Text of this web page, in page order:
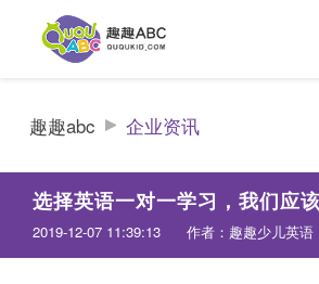
趣趣abc 企业资讯
选择英语一对一学习，我们应
2019-12-07 11:39:13 作者：趣趣少儿英语